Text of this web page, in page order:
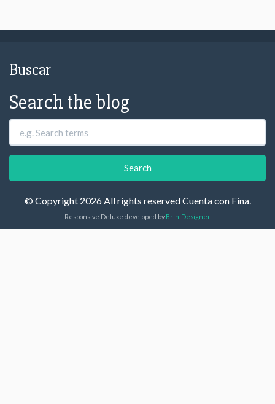
Buscar
Search the blog
© Copyright 2026 All rights reserved Cuenta con Fina.
Responsive Deluxe developed byBriniDesigner